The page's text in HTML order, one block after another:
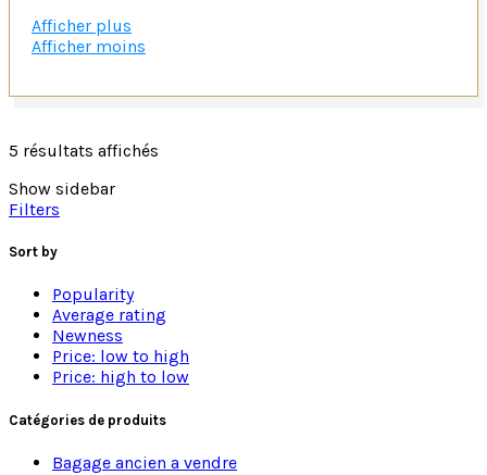
Créer une ambiance chaleureuse avec une lampe
n’importe quelle pièce de la maison, mais elles sont
salles à manger et les chambres à coucher. Elles
détendue et confortable, ou pour ajouter une touche
de glamour et de sophistication.
Les avantages d’adopter des lampes vintage
Elles offrent un look classique et élégant qui ne se
démodera jamais.
Elles sont disponibles dans une variété de styles et
de matériaux pour s’adapter à tous les goûts.
Si vous recherchez une lampe qui ajoutera une
lampe vintage est un excellent choix.
Afficher plus
Afficher moins
5 résultats affichés
Show sidebar
Filters
Sort by
Popularity
Average rating
Newness
Price: low to high
Price: high to low
Catégories de produits
Bagage ancien a vendre